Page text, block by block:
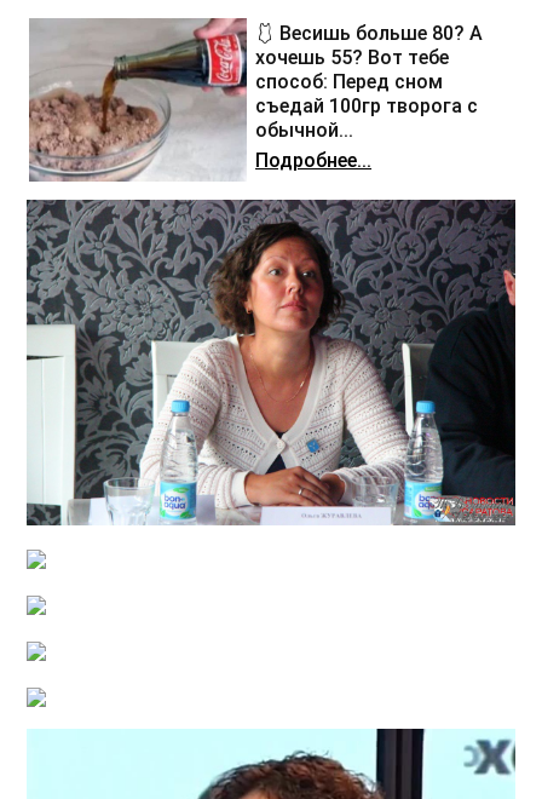
🩱 Весишь больше 80? А
хочешь 55? Вот тебе
способ: Перед сном
съедай 100гр творога с
обычной...
Подробнее...